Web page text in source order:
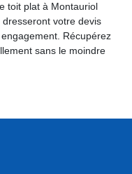
toit plat à Montauriol
votre devis
Récupérez
sans le moindre